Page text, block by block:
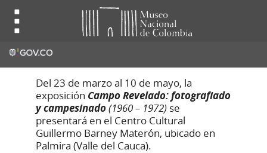
Del 23 de marzo al 10 de mayo, la
exposición Campo Revelado: fotografiado
y campesinado(1960 – 1972)se
presentará en el Centro Cultural
Guillermo Barney Materón, ubicado en
Palmira (Valle del Cauca).